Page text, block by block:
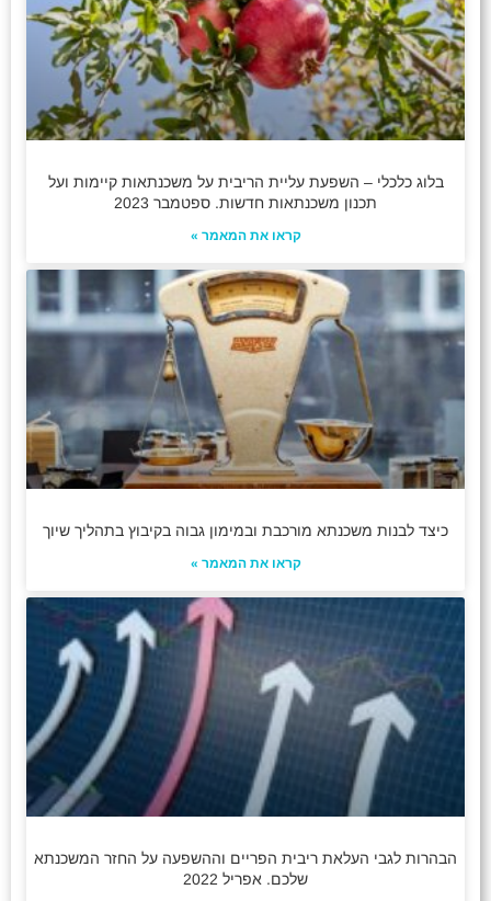
בלוג כלכלי – השפעת עליית הריבית על משכנתאות קיימות ועל
תכנון משכנתאות חדשות. ספטמבר 2023
קראו את המאמר »
כיצד לבנות משכנתא מורכבת ובמימון גבוה בקיבוץ בתהליך שיוך
קראו את המאמר »
הבהרות לגבי העלאת ריבית הפריים וההשפעה על החזר המשכנתא
שלכם. אפריל 2022